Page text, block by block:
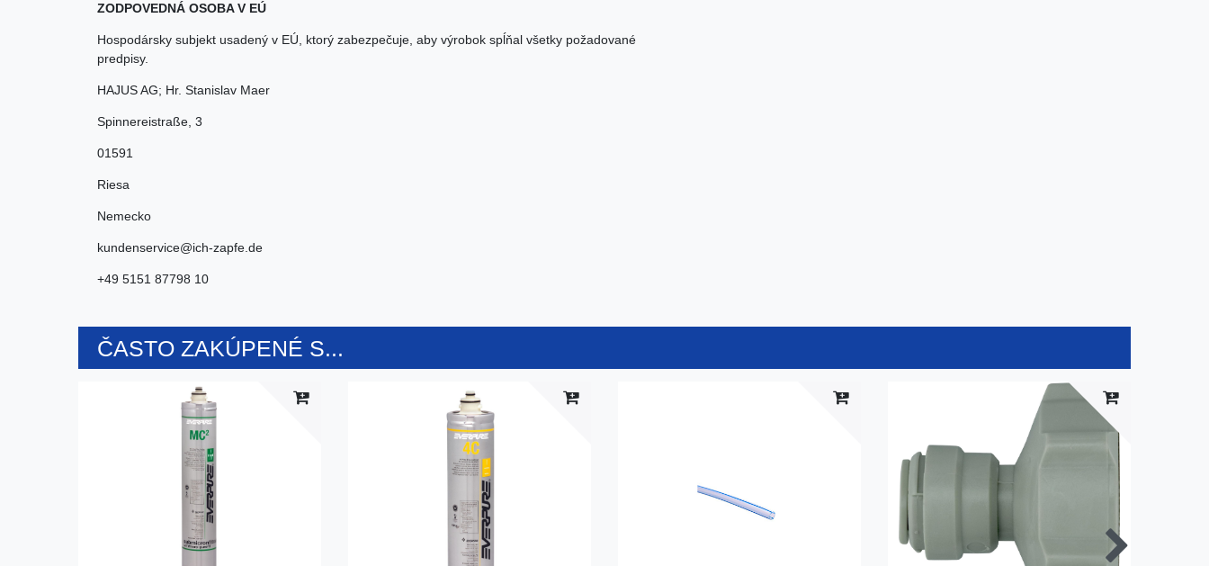
ZODPOVEDNÁ OSOBA V EÚ
Hospodársky subjekt usadený v EÚ, ktorý zabezpečuje, aby výrobok spĺňal všetky požadované
predpisy.
HAJUS AG; Hr. Stanislav Maer
Spinnereistraße 3
01591
Riesa
Nemecko
kundenservice@ich-zapfe.de
+49 5151 87798 10
ČASTO ZAKÚPENÉ S...